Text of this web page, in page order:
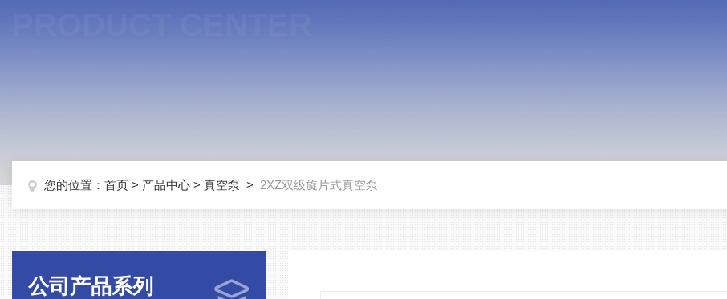
您的位置： 首页 > 产品中心 > 真空泵 > 2XZ双级旋片式真空泵
公司产品系列